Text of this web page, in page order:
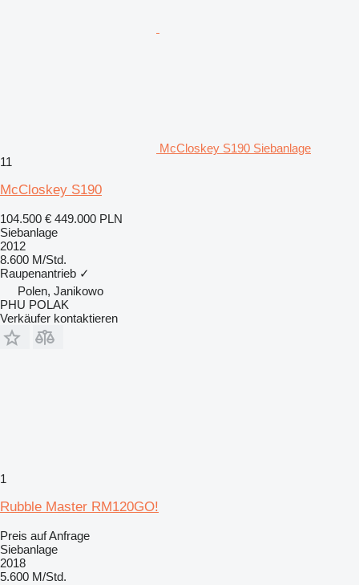
McCloskey S190 Siebanlage
11
McCloskey S190
104.500 € 449.000 PLN
Siebanlage
2012
8.600 M/Std.
Raupenantrieb ✓
Polen, Janikowo
PHU POLAK
Verkäufer kontaktieren
1
Rubble Master RM120GO!
Preis auf Anfrage
Siebanlage
2018
5.600 M/Std.